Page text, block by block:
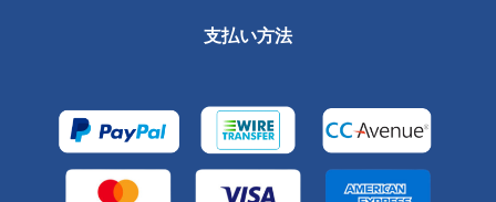
支払い方法